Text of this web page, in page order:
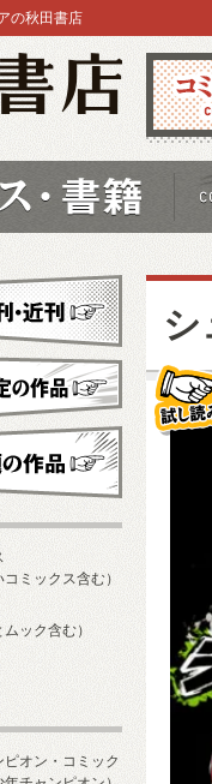
コミッ
の秋田書店
シ
コミックス含む）
ムック含む）
ピオン・コミック